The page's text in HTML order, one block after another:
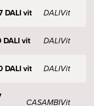
DALI vit DALIVit
DALI vit DALIVit
DALI vit DALIVit
CASAMBIVit